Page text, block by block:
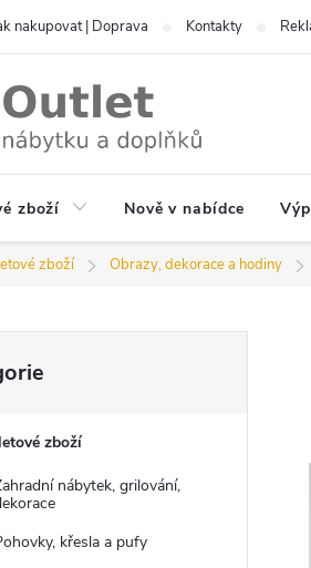
nakupovat | Doprava Kontakty
zboží Nově v nabídce
zboží Obrazy, dekorace a hodiny
zboží
nábytek, grilování,
křesla a pufy